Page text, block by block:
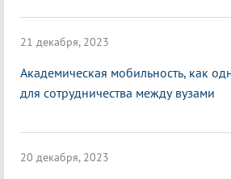
21 декабря, 2023
Академическая мобильность, как
для сотрудничества между вузами
20 декабря, 2023